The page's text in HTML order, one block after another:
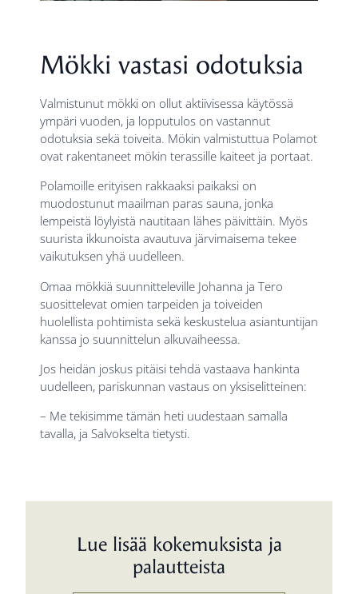
Mökki vastasi odotuksia
Valmistunut mökki on ollut aktiivisessa käytössä
ympäri vuoden, ja lopputulos on vastannut
odotuksia sekä toiveita. Mökin valmistuttua Polamot
ovat rakentaneet mökin terassille kaiteet ja portaat.
Polamoille erityisen rakkaaksi paikaksi on
muodostunut maailman paras sauna, jonka
lempeistä löylyistä nautitaan lähes päivittäin. Myös
suurista ikkunoista avautuva järvimaisema tekee
vaikutuksen yhä uudelleen.
Omaa mökkiä suunnitteleville Johanna ja Tero
suosittelevat omien tarpeiden ja toiveiden
huolellista pohtimista sekä keskustelua asiantuntijan
kanssa jo suunnittelun alkuvaiheessa.
Jos heidän joskus pitäisi tehdä vastaava hankinta
uudelleen, pariskunnan vastaus on yksiselitteinen:
– Me tekisimme tämän heti uudestaan samalla
tavalla, ja Salvokselta tietysti.
Lue lisää kokemuksista ja
palautteista